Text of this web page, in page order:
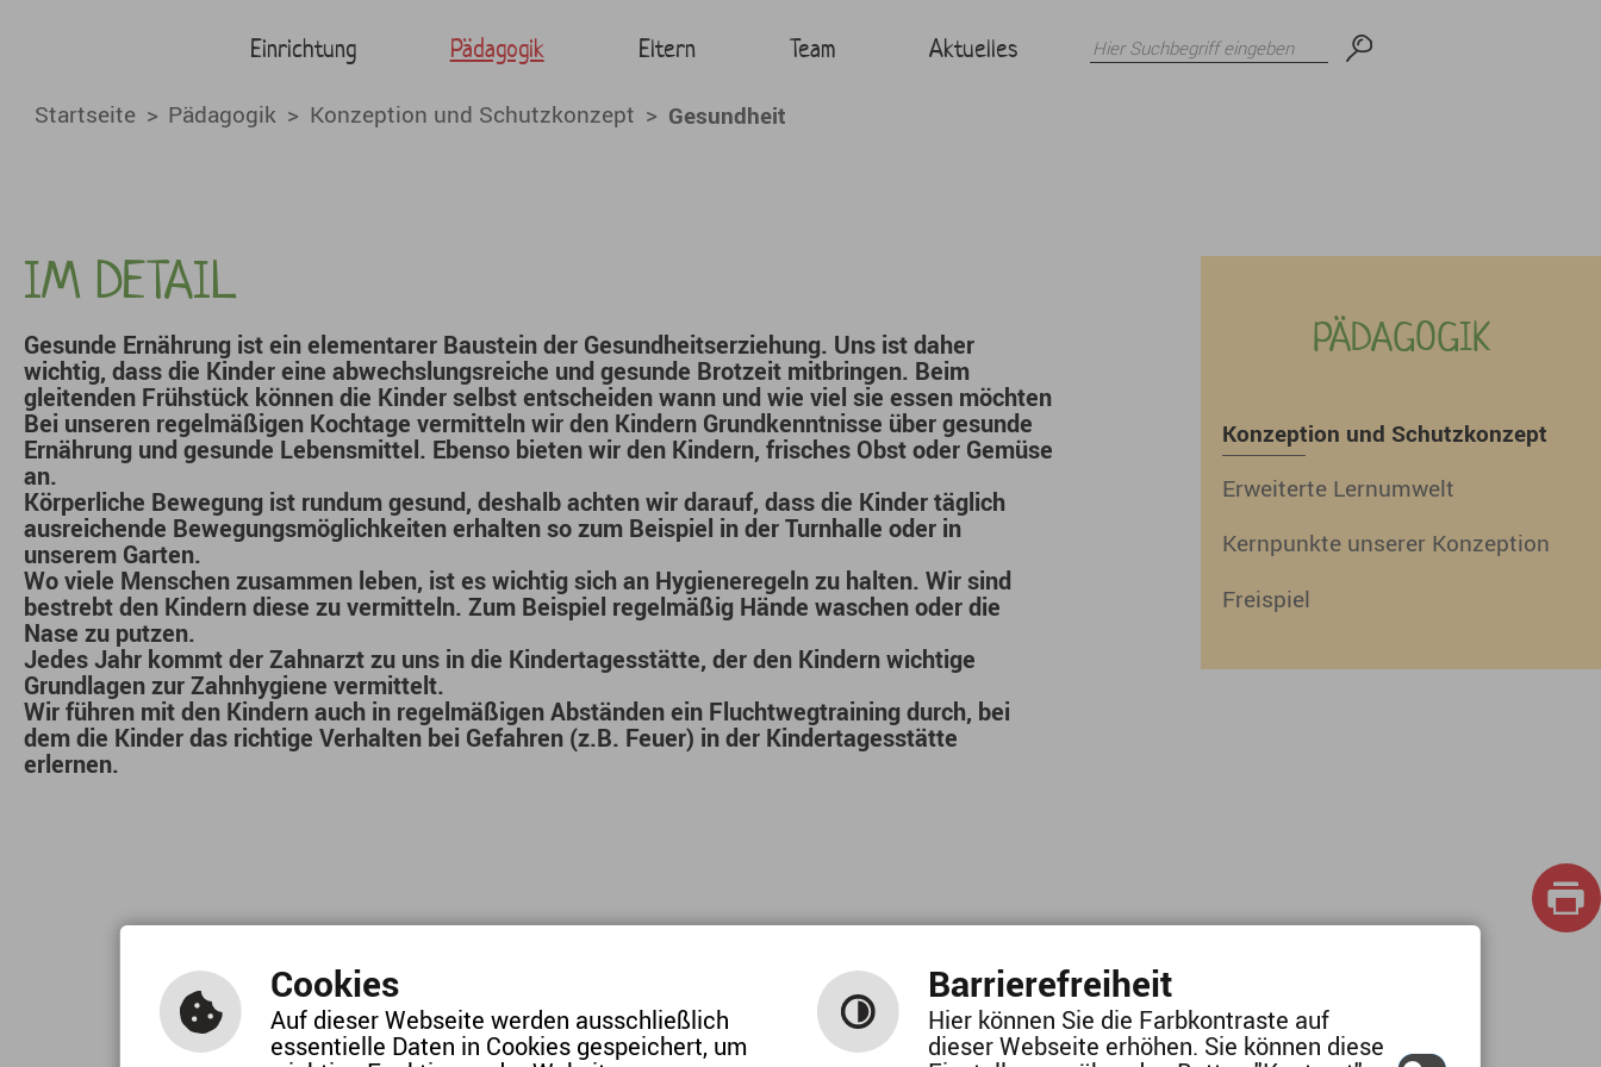
Gesundheit - KiTa Baiersdorf Seligmannstrasse
Einrichtung Pädagogik Eltern Team Aktuelles
Startseite Pädagogik Konzeption und Schutzkonzept Gesundheit
IM DETAIL
Gesunde Ernährung ist ein elementarer Baustein der Gesundheitserziehung. Uns ist daher
wichtig, dass die Kinder eine abwechslungsreiche und gesunde Brotzeit mitbringen. Beim
gleitenden Frühstück können die Kinder selbst entscheiden wann und wie viel sie essen möchten
Bei unseren regelmäßigen Kochtage vermitteln wir den Kindern Grundkenntnisse über gesunde
Ernährung und gesunde Lebensmittel. Ebenso bieten wir den Kindern, frisches Obst oder Gemüse
an.
Körperliche Bewegung ist rundum gesund, deshalb achten wir darauf, dass die Kinder täglich
ausreichende Bewegungsmöglichkeiten erhalten so zum Beispiel in derTurnhalle oder in
unserem Garten.
Wo viele Menschen zusammen leben, ist es wichtig sich an Hygieneregelnzu halten. Wir sind
bestrebt den Kindern diese zu vermitteln. Zum Beispiel regelmäßig Hände waschenoder die
Nase zu putzen.
Jedes Jahr kommt derZahnarzt zu uns in die Kindertagesstätte, der den Kindern wichtige
Grundlagen zurZahnhygiene vermittelt.
Wir führen mit den Kindern auch in regelmäßigen Abständen ein Fluchtwegtrainingdurch, bei
dem die Kinder das richtige Verhalten bei Gefahren (z.B. Feuer) in der Kindertagesstätte
erlernen.
PÄDAGOGIK
Konzeption und Schutzkonzept
Erweiterte Lernumwelt
Kernpunkte unserer Konzeption
Freispiel
Cookies
Auf dieser Webseite werden ausschließlich
essentielle Daten in Cookies gespeichert, um
Barrierefreiheit
Hier können Sie die Farbkontraste auf
dieser Webseite erhöhen. Sie können diese